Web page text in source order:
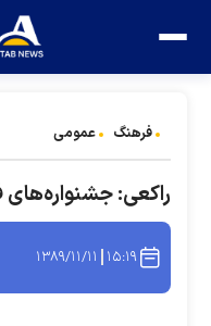
فرهنگ عمومی
راکعی: جشنواره‌های
۱۵:۱۹ ۱۳۸۹/۱۱/۱۱